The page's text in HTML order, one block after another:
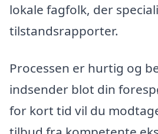
lokale fagfolk, der
tilstandsrapporter.
Processen er hurtig og
indsender blot din
for kort tid vil du